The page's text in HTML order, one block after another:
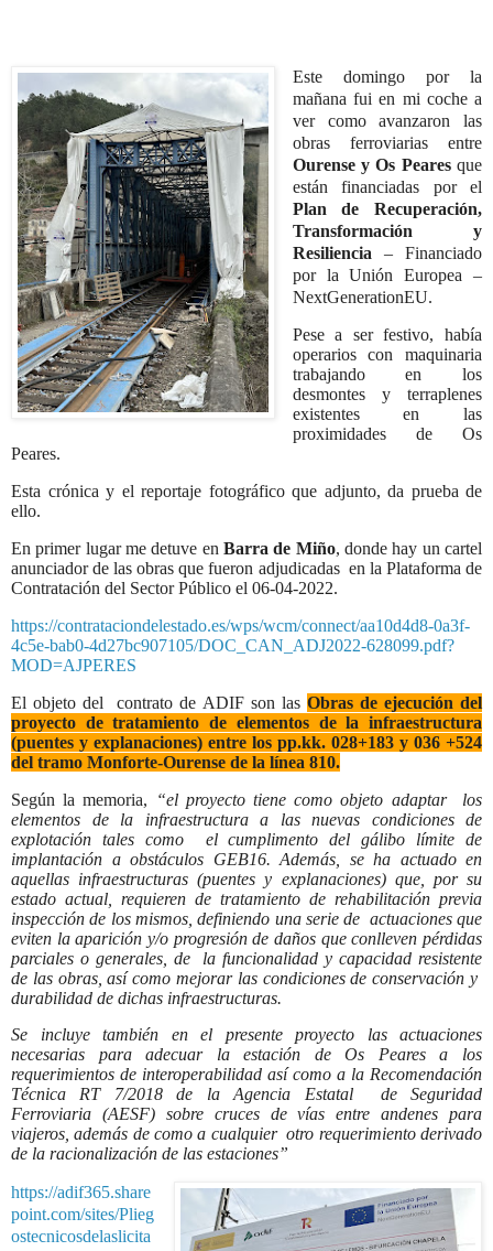
Este domingo por la
mañana fui en mi coche a
ver como avanzaron las
obras ferroviarias entre
Ourense y Os Pearesque
están financiadas por el
Plan de Recuperación,
Transformación y
Resiliencia – Financiado
por la Unión Europea –
NextGenerationEU.
Pese a ser festivo, había
operarios con maquinaria
trabajando en los
desmontes y terraplenes
existentes en las
proximidades de Os
Peares.
Esta crónica y el reportaje fotográfico que adjunto, da prueba de
ello.
En primer lugar me detuve en Barra de Miño, donde hay un cartel
anunciador de las obras que fueron adjudicadas en la Plataforma de
Contratación del Sector Público el 06-04-2022.
https://contrataciondelestado.es/wps/wcm/connect/aa10d4d8-0a3f-
4c5e-bab0-4d27bc907105/DOC_CAN_ADJ2022-628099.pdf?
MOD=AJPERES
El objeto del
contrato de ADIF son las Obras de ejecución del
proyecto de tratamiento de elementos de la infraestructura
(puentes y explanaciones) entre los pp.kk. 028+183 y 036 +524
del tramo Monforte-Ourense de la línea 810.
Según la memoria,
“el proyecto tiene como objeto adaptar
los
elementos de la infraestructura a las nuevas condiciones de
explotación tales como
el cumplimento del gálibo límite de
implantación a obstáculos GEB16. Además, se ha actuado en
aquellas infraestructuras (puentes y explanaciones) que, por su
estado actual, requieren de tratamiento de rehabilitación previa
inspección de los mismos, definiendo una serie de actuaciones que
eviten la aparición y/o progresión de daños que conlleven pérdidas
parciales o generales, de
la funcionalidad y capacidad resistente
de las obras, así como mejorar las condiciones de conservación y
durabilidad de dichas infraestructuras.
Se incluye también en el presente proyecto las actuaciones
necesarias para adecuar la estación de Os Peares a los
requerimientos de interoperabilidad así como a la Recomendación
Técnica RT 7/2018 de la Agencia Estatal
de Seguridad
Ferroviaria (AESF) sobre cruces de vías entre andenes para
viajeros, además de como a cualquier otro requerimiento derivado
de la racionalización de las estaciones”
https://adif365.share
point.com/sites/Plieg
ostecnicosdelaslicita